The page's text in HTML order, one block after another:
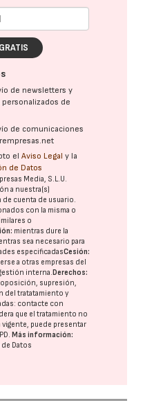
de newsletters y
de
de comunicaciones
elAviso Legal y la
de Datos
Media, S.L.U.
a nuestra(s)
cuenta de usuario.
con la misma o
o
mientras dure la
sea necesario para
especificadasCesión:
a otras empresas del
interna. Derechos:
supresión,
del tratatamiento y
contacte con
que el tratamiento no
vigente, puede presentar
. Más información:
Datos